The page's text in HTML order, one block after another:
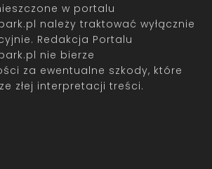
w portalu
należy traktować wyłącznie
Redakcja Portalu
nie bierze
za ewentualne szkody, które
złej interpretacji treści.